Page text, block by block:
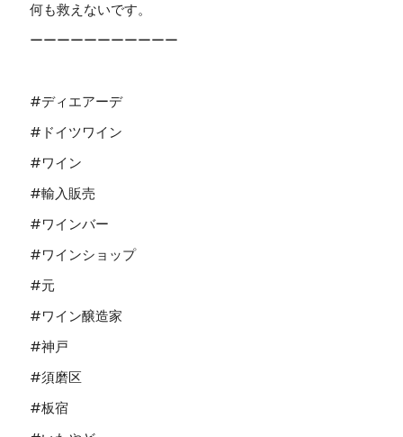
何も救えないです。
ーーーーーーーーーーー
#ディエアーデ
#ドイツワイン
#ワイン
#輸入販売
#ワインバー
#ワインショップ
#元
#ワイン醸造家
#神戸
#須磨区
#板宿